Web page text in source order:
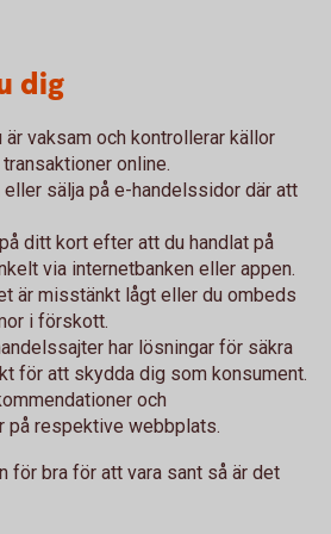
dig
vaksam och kontrollerar källor
online.
sälja på e-handelssidor där att
ditt kort efter att du handlat på
via internetbanken eller appen.
är misstänkt lågt eller du ombeds
i förskott.
har lösningar för säkra
för att skydda dig som konsument.
och
på respektive webbplats.
för bra för att vara sant så är det